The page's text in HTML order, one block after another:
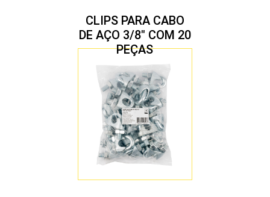
CLIPS PARA CABO
DE AÇO 3/8″ COM 20
PEÇAS